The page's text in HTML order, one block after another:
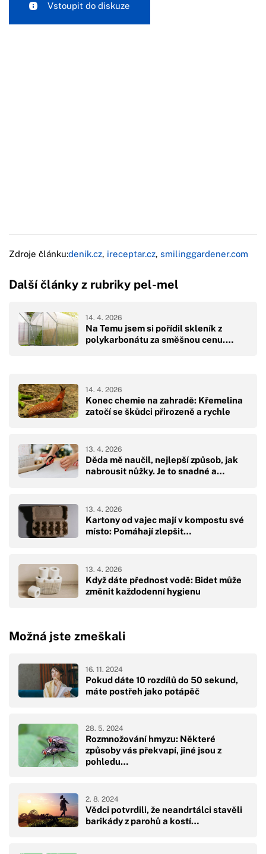
Vstoupit do diskuze
Zdroje článku:denik.cz, ireceptar.cz, smilinggardener.com
Další články z rubriky pel-mel
Na Temu jsem si pořídil skleník z
polykarbonátu za směšnou cenu.…
14. 4. 2026
Konec chemie na zahradě: Křemelina
zatočí se škůdci přirozeně a rychle
14. 4. 2026
Děda mě naučil, nejlepší způsob, jak
nabrousit nůžky. Je to snadné a…
13. 4. 2026
Kartony od vajec mají v kompostu své
místo: Pomáhají zlepšit…
13. 4. 2026
Když dáte přednost vodě: Bidet může
změnit každodenní hygienu
13. 4. 2026
Možná jste zmeškali
Pokud dáte 10 rozdílů do 50 sekund,
máte postřeh jako potápěč
16. 11. 2024
Rozmnožování hmyzu: Některé
způsoby vás překvapí, jiné jsou z
pohledu…
28. 5. 2024
Vědci potvrdili, že neandrtálci stavěli
barikády z parohů a kostí…
2. 8. 2024